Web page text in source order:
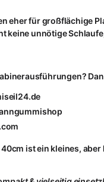
eher für großflächige
keine unnötige
ist ein kleines,